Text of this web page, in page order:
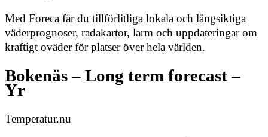
Med Foreca får du tillförlitliga lokala och långsiktiga
väderprognoser, radakartor, larm och uppdateringar om
kraftigt oväder för platser över hela världen.
Bokenäs – Long term forecast –
Yr
Temperatur.nu